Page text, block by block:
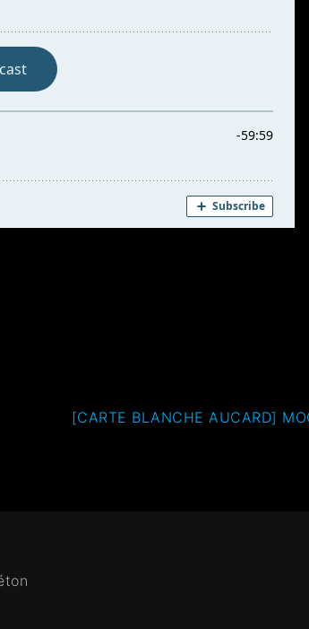
[CARTE BLANCHE AUCARD]